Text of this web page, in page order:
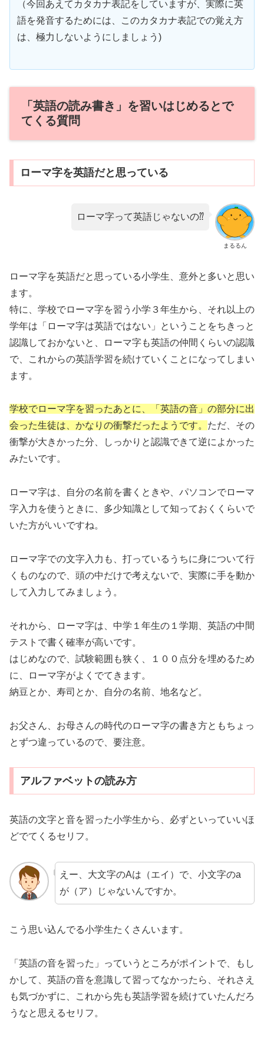
（今回あえてカタカナ表記をしていますが、実際に英
語を発音するためには、このカタカナ表記での覚え方
は、極力しないようにしましょう)
「英語の読み書き」を習いはじめるとで
てくる質問
ローマ字を英語だと思っている
まるるん
ローマ字って英語じゃないの⁇
ローマ字を英語だと思っている小学生、意外と多いと思い
ます。
特に、学校でローマ字を習う小学３年生から、それ以上の
学年は「ローマ字は英語ではない」ということをちきっと
認識しておかないと、ローマ字も英語の仲間くらいの認識
で、これからの英語学習を続けていくことになってしまい
ます。
学校でローマ字を習ったあとに、「英語の音」の部分に出
会った生徒は、かなりの衝撃だったようです。 ただ、その
衝撃が大きかった分、しっかりと認識できて逆によかった
みたいです。
ローマ字は、自分の名前を書くときや、パソコンでローマ
字入力を使うときに、多少知識として知っておくくらいで
いた方がいいですね。
ローマ字での文字入力も、打っているうちに身について行
くものなので、頭の中だけで考えないで、実際に手を動か
して入力してみましょう。
それから、ローマ字は、中学１年生の１学期、英語の中間
テストで書く確率が高いです。
はじめなので、試験範囲も狭く、１００点分を埋めるため
に、ローマ字がよくでてきます。
納豆とか、寿司とか、自分の名前、地名など。
お父さん、お母さんの時代のローマ字の書き方ともちょっ
とずつ違っているので、要注意。
アルファベットの読み方
英語の文字と音を習った小学生から、必ずといっていいほ
どでてくるセリフ。
えー、大文字のAは（エイ）で、小文字のa
が（ア）じゃないんですか。
こう思い込んでる小学生たくさんいます。
「英語の音を習った」っていうところがポイントで、もし
かして、英語の音を意識して習ってなかったら、それさえ
も気づかずに、これから先も英語学習を続けていたんだろ
うなと思えるセリフ。